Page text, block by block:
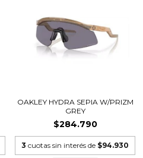
OAKLEY HYDRA SEPIA W/PRIZM
GREY
$284.790
3 cuotas sin interés de $94.930